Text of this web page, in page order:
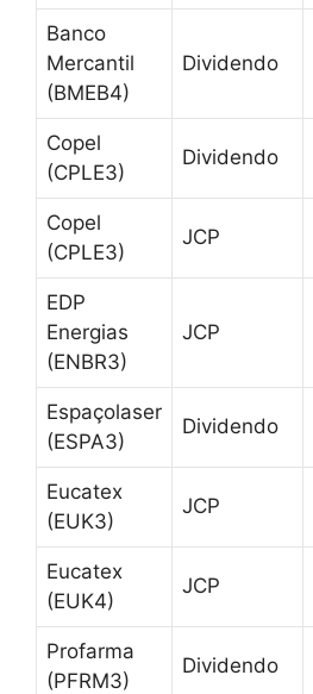
Banco
Mercantil
(BMEB4)
Dividendo
Copel
(CPLE3)
Dividendo
Copel
(CPLE3)
JCP
EDP
Energias
(ENBR3)
JCP
Espaçolaser
(ESPA3)
Dividendo
Eucatex
(EUK3)
JCP
Eucatex
(EUK4)
JCP
Profarma
(PFRM3)
Dividendo